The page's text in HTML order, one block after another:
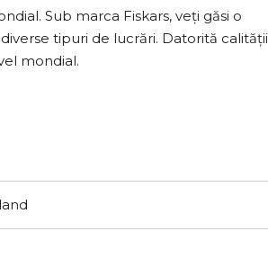
Sub marca Fiskars, veți găsi o
tipuri de lucrări. Datorită calității
mondial.